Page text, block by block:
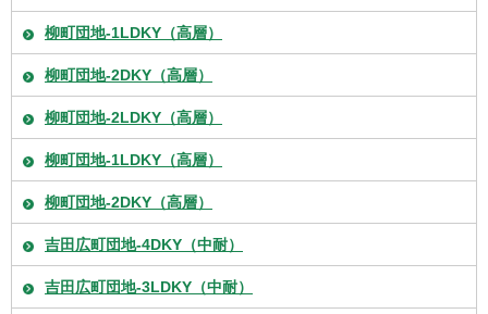
柳町団地-1LDKY（高層）
柳町団地-2DKY（高層）
柳町団地-2LDKY（高層）
柳町団地-1LDKY（高層）
柳町団地-2DKY（高層）
吉田広町団地-4DKY（中耐）
吉田広町団地-3LDKY（中耐）